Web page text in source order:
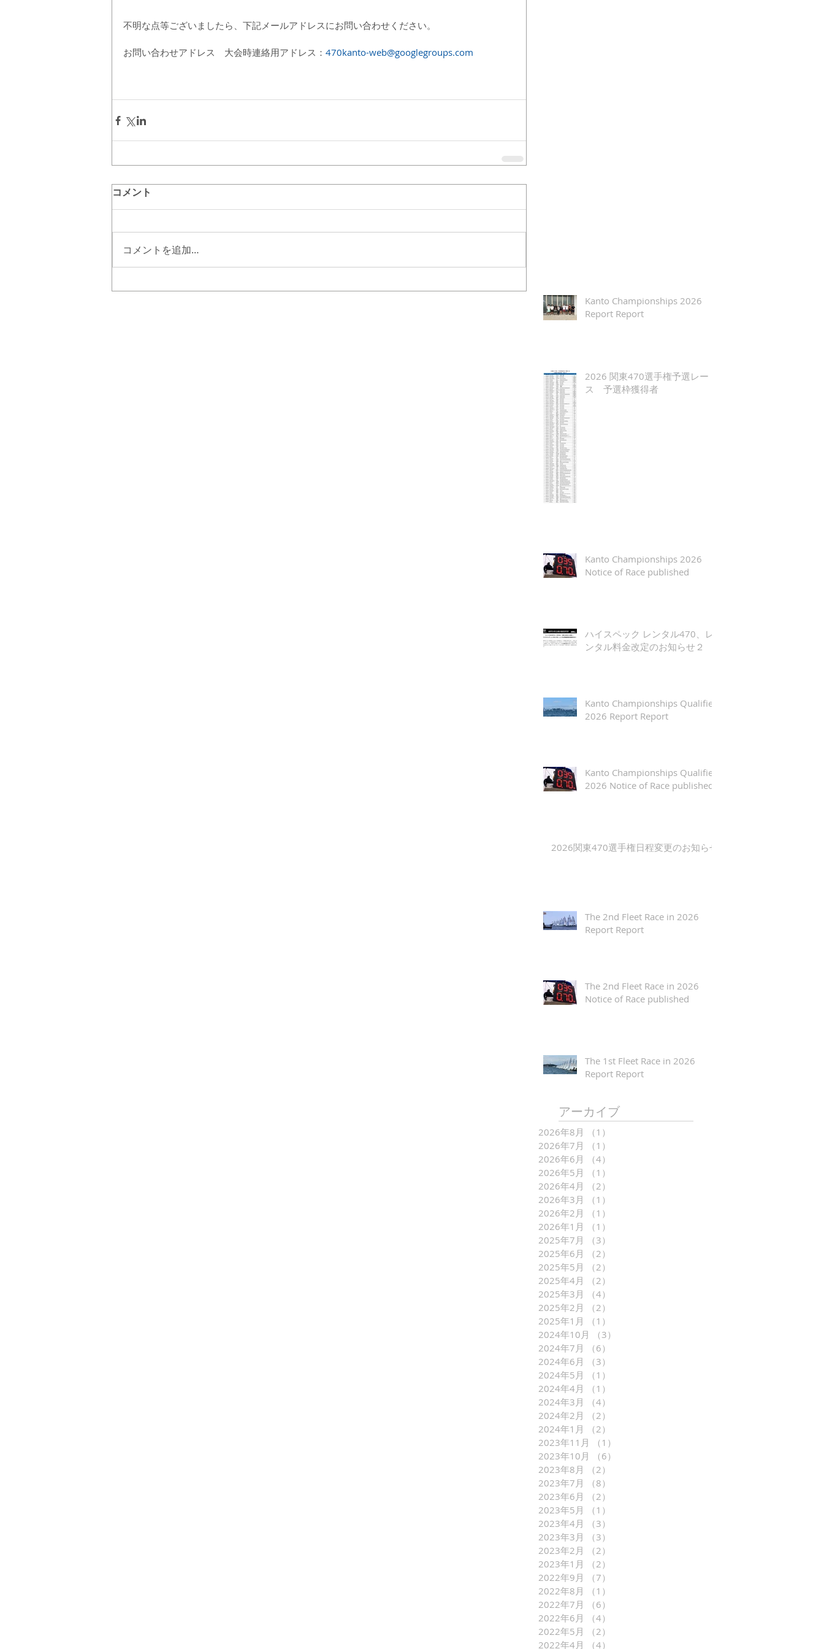
不明な点等ございましたら、下記メールアドレスにお問い合わせください。
お問い合わせアドレス　大会時連絡用アドレス： 470kanto-web@googlegroups.com
コメント
コメントを追加…
Kanto Championships 2026
Report Report
2026 関東470選手権予選レー
ス 予選枠獲得者
Kanto Championships 2026
Notice of Race published
ハイスペック レンタル470、レ
ンタル料金改定のお知らせ２
Kanto Championships Qualifier
2026 Report Report
Kanto Championships Qualifier
2026 Notice of Race published
2026関東470選手権日程変更のお知らせ
The 2nd Fleet Race in 2026
Report Report
The 2nd Fleet Race in 2026
Notice of Race published
The 1st Fleet Race in 2026
Report Report
アーカイブ
2026年8月 （1）
2026年7月
（1）
2026年6月
（4）
2026年5月
（1）
2026年4月
（2）
2026年3月
（1）
2026年2月
（1）
2026年1月
（1）
2025年7月
（3）
2025年6月
（2）
2025年5月
（2）
2025年4月
（2）
2025年3月
（4）
2025年2月
（2）
2025年1月
（1）
2024年10月
（3）
2024年7月
（6）
2024年6月
（3）
2024年5月
（1）
2024年4月
（1）
2024年3月
（4）
2024年2月
（2）
2024年1月
（2）
2023年11月
（1）
2023年10月
（6）
2023年8月
（2）
2023年7月
（8）
2023年6月
（2）
2023年5月
（1）
2023年4月
（3）
2023年3月
（3）
2023年2月
（2）
2023年1月
（2）
2022年9月
（7）
2022年8月
（1）
2022年7月
（6）
2022年6月
（4）
2022年5月
（2）
2022年4月
（4）